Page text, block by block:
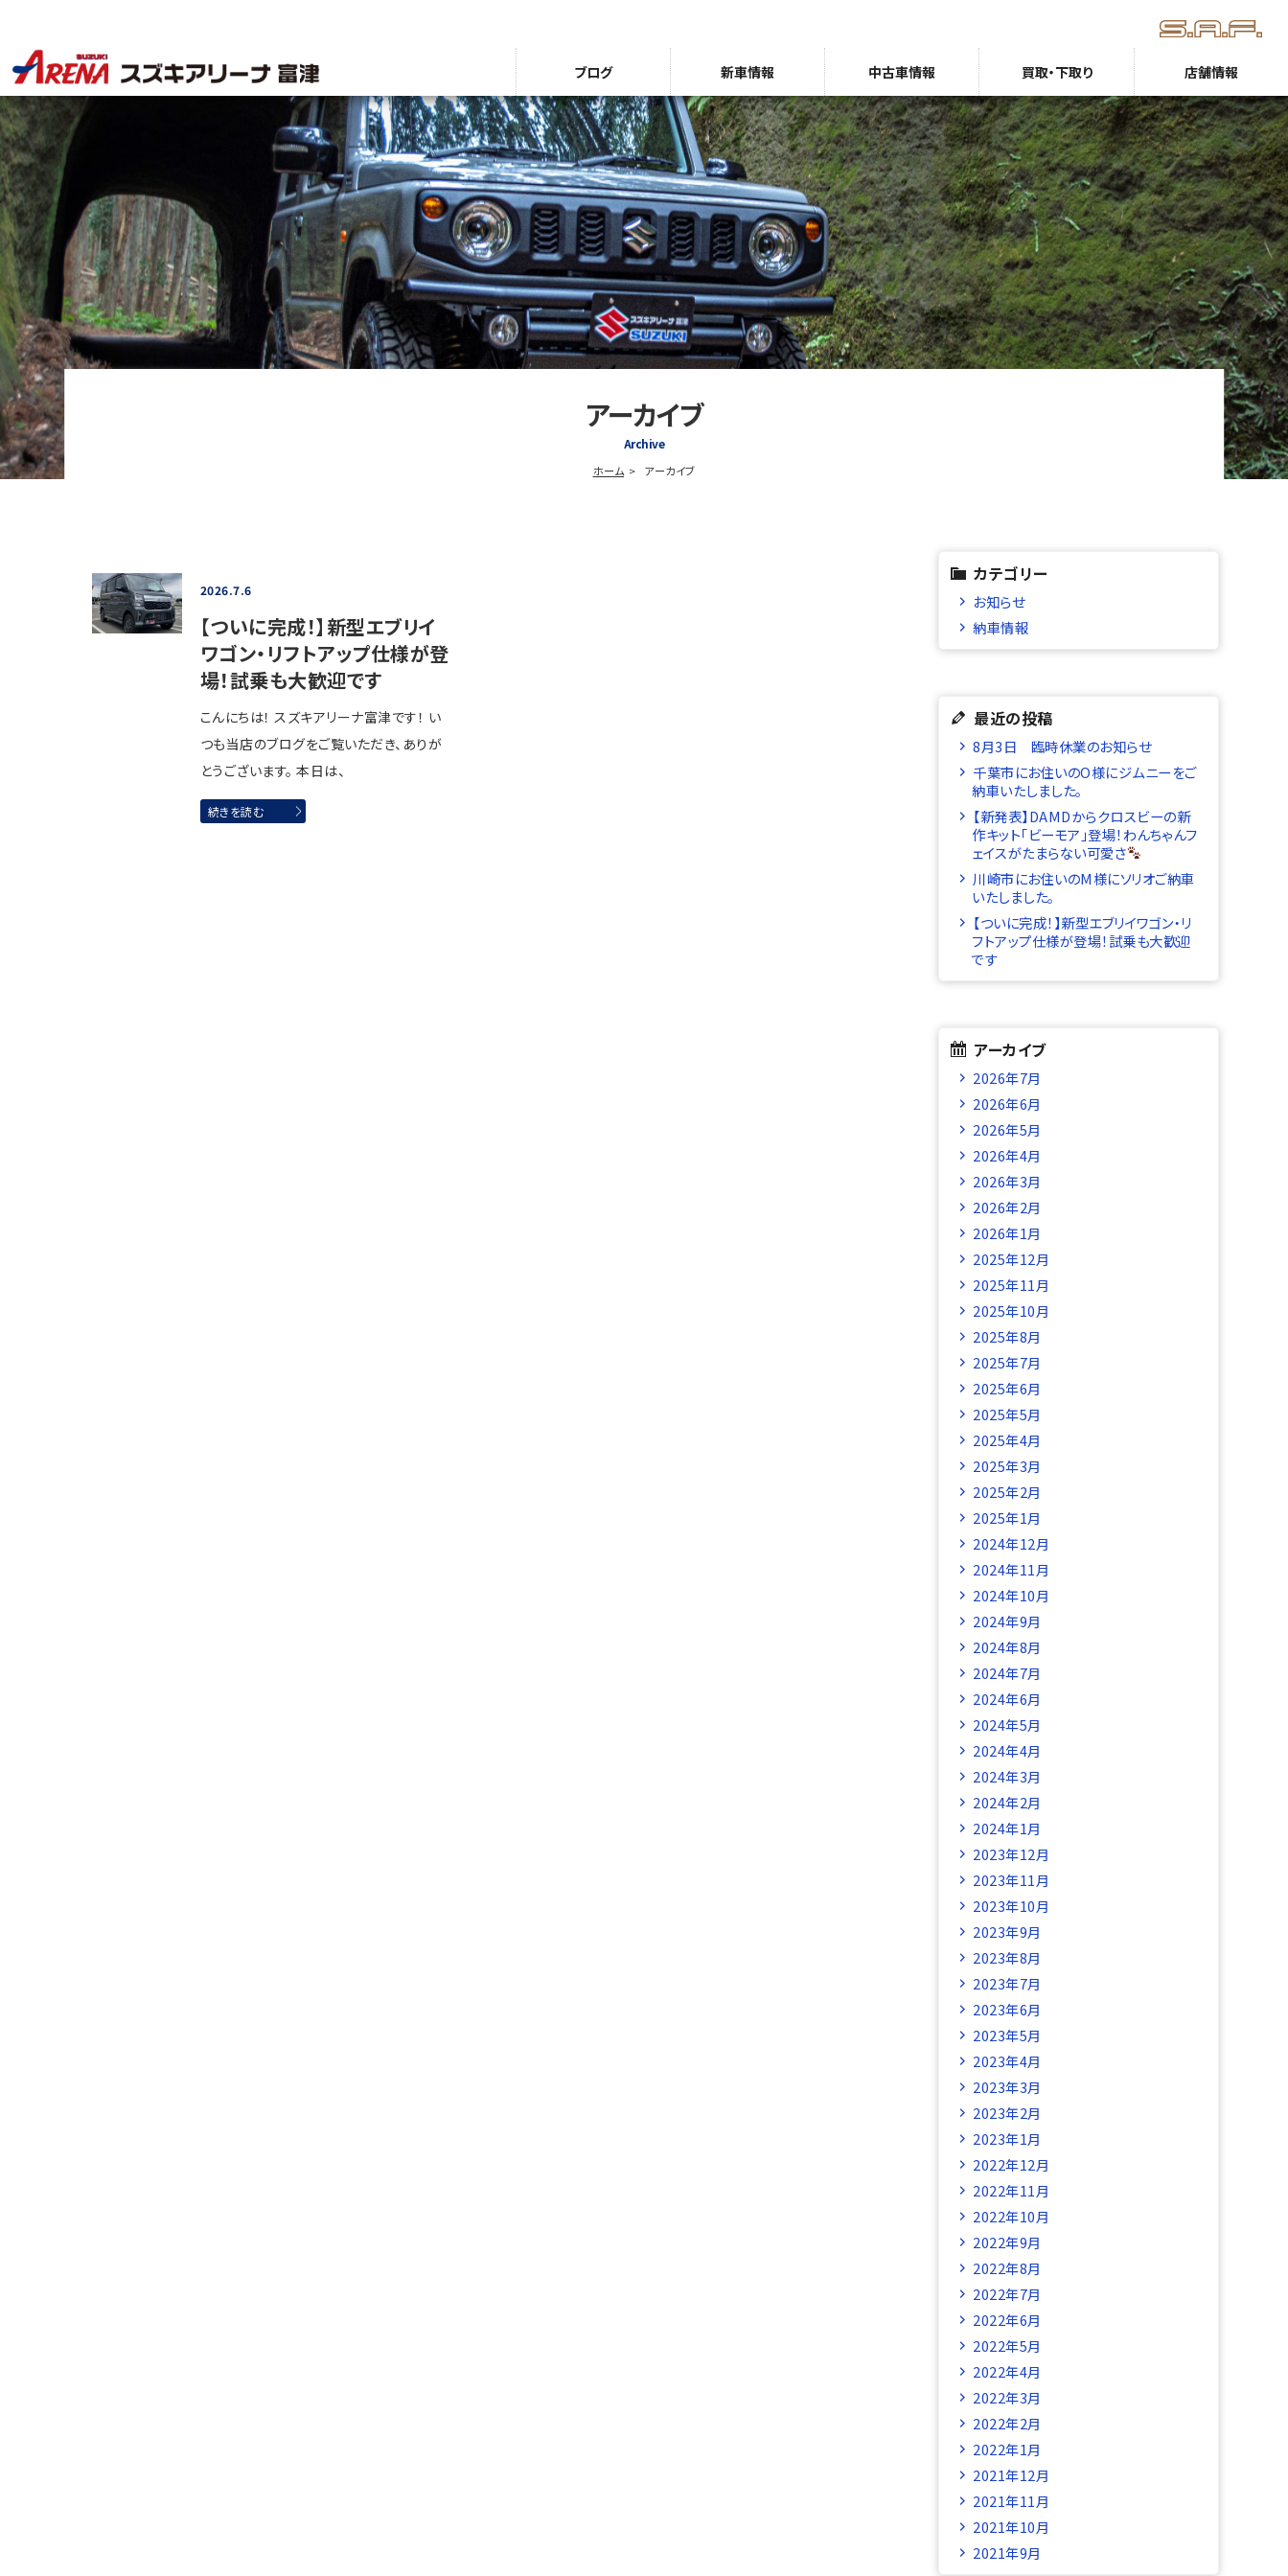
ブログ 新車情報 中古車情報 買取・下取り 店舗情報
アーカイブ
Archive
ホーム アーカイブ
2026.7.6
【ついに完成！】新型エブリイ
ワゴン・リフトアップ仕様が登
場！試乗も大歓迎です
こんにちは！ スズキアリーナ富津です！ い
つも当店のブログをご覧いただき、ありが
とうございます。 本日は、
続きを読む
カテゴリー
お知らせ
納車情報
最近の投稿
8月3日 臨時休業のお知らせ
千葉市にお住いのO様にジムニーをご
納車いたしました。
【新発表】DAMDからクロスビーの新
作キット「ビーモア」登場！わんちゃんフ
ェイスがたまらない可愛さ
川崎市にお住いのM様にソリオご納車
いたしました。
【ついに完成！】新型エブリイワゴン・リ
フトアップ仕様が登場！試乗も大歓迎
です
アーカイブ
2026年7月
2026年6月
2026年5月
2026年4月
2026年3月
2026年2月
2026年1月
2025年12月
2025年11月
2025年10月
2025年8月
2025年7月
2025年6月
2025年5月
2025年4月
2025年3月
2025年2月
2025年1月
2024年12月
2024年11月
2024年10月
2024年9月
2024年8月
2024年7月
2024年6月
2024年5月
2024年4月
2024年3月
2024年2月
2024年1月
2023年12月
2023年11月
2023年10月
2023年9月
2023年8月
2023年7月
2023年6月
2023年5月
2023年4月
2023年3月
2023年2月
2023年1月
2022年12月
2022年11月
2022年10月
2022年9月
2022年8月
2022年7月
2022年6月
2022年5月
2022年4月
2022年3月
2022年2月
2022年1月
2021年12月
2021年11月
2021年10月
2021年9月